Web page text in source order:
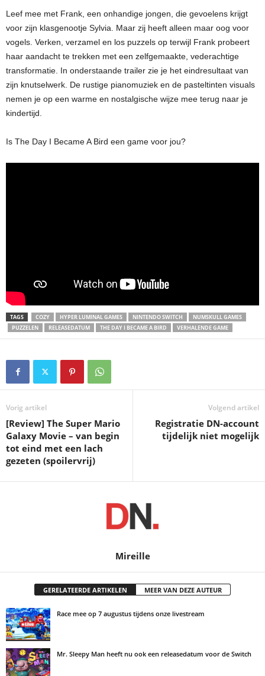
Leef mee met Frank, een onhandige jongen, die gevoelens krijgt
voor zijn klasgenootje Sylvia. Maar zij heeft alleen maar oog voor
vogels. Verken, verzamel en los puzzels op terwijl Frank probeert
haar aandacht te trekken met een zelfgemaakte, vederachtige
transformatie. In onderstaande trailer zie je het eindresultaat van
zijn knutselwerk. De rustige pianomuziek en de pasteltinten visuals
nemen je op een warme en nostalgische wijze mee terug naar je
kindertijd.
Is The Day I Became A Bird een game voor jou?
TAGS COZY HYPER LUMINAL GAMES NINTENDO SWITCH
NUMSKULL GAMES
PUZZELEN
RELEASEDATUM THE DAY I BECAME A BIRD VERHALENDE GAME
Vorig artikel
[Review] The Super Mario
Galaxy Movie – van begin
tot eind met een lach
gezeten (spoilervrij)
Volgend artikel
Registratie DN-account
tijdelijk niet mogelijk
Mireille
GERELATEERDE ARTIKELEN MEER VAN DEZE AUTEUR
Race mee op 7 augustus tijdens onze livestream
Mr. Sleepy Man heeft nu ook een releasedatum voor de Switch